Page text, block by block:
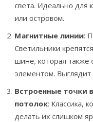
света. Идеально для
или островом.
Магнитные линии:
Светильники
шине, которая также
элементом.
Встроенные точки
потолок: Классика,
делать их слишком